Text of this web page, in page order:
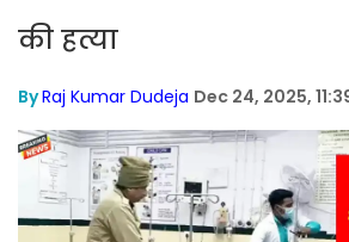
की हत्या
ByRaj Kumar Dudeja Dec 24, 2025,